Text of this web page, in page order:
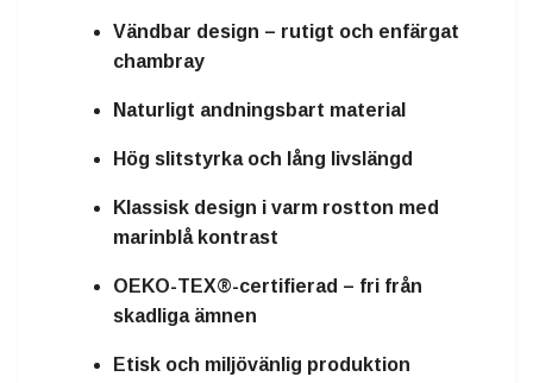
Vändbar design – rutigt och enfärgat
chambray
Naturligt andningsbart material
Hög slitstyrka och lång livslängd
Klassisk design i varm rostton med
marinblå kontrast
OEKO-TEX®-certifierad – fri från
skadliga ämnen
Etisk och miljövänlig produktion